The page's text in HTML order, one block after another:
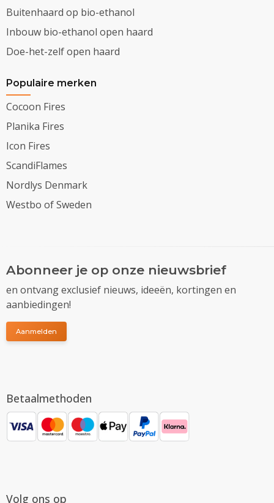
Buitenhaard op bio-ethanol
Inbouw bio-ethanol open haard
Doe-het-zelf open haard
Populaire merken
Cocoon Fires
Planika Fires
Icon Fires
ScandiFlames
Nordlys Denmark
Westbo of Sweden
Abonneer je op onze nieuwsbrief
en ontvang exclusief nieuws, ideeën, kortingen en
aanbiedingen!
Aanmelden
Betaalmethoden
Volg ons op